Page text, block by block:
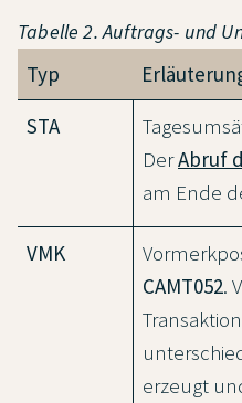
Tabelle 2. Auftrags- und
Typ
STA
DerAbruf
am Ende
VMK
CAMT052.
erzeugt